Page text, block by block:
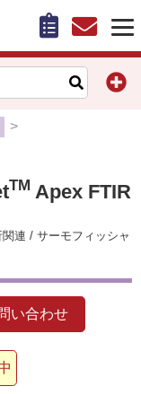
TM Apex FTIR
連 / サーモフィッシャ
い合わせ